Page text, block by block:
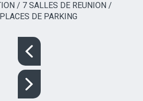
/ 7 SALLES DE REUNION /
DE PARKING